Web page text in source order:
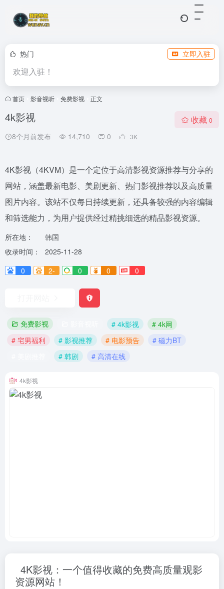
热门 立即入驻
欢迎入驻！
首页 影音视听 免费影视 正文
4k影视
8个月前发布 14,710 0 3K
收藏 0
4K影视（4KVM）是一个定位于高清影视资源推荐与分享的
网站，涵盖最新电影、美剧更新、热门影视推荐以及高质量
图片内容。该站不仅每日持续更新，还具备较强的内容编辑
和筛选能力，为用户提供经过精挑细选的精品影视资源。
所在地：
韩国
收录时间：
2025-11-28
0
2- 0 0 0
免费影视 # 4k影视
# 4k网
# 宅男福利
# 影视推荐 # 电影预告
# 磁力BT
# 韩剧 # 高清在线
4k影视
4K影视：一个值得收藏的免费高质量观影
资源网站！